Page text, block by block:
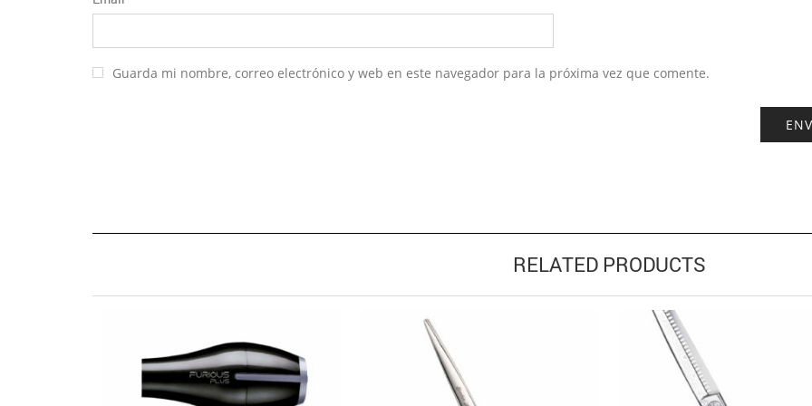
Guarda mi nombre, correo electrónico y web en este navegador para la próxima vez que comente.
RELATED PRODUCTS